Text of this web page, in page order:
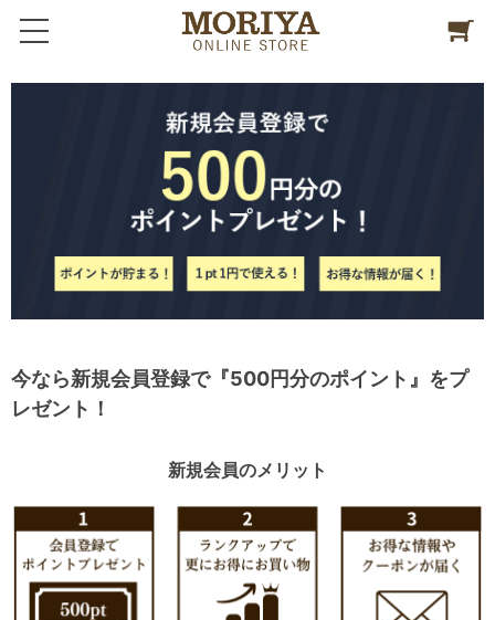
今なら新規会員登録で『500円分のポイント』をプ
レゼント！
新規会員のメリット